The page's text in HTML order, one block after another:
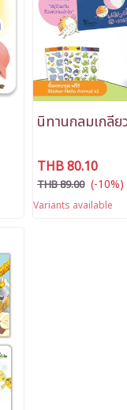
นิทานกลมเกลีย
THB 80.10
THB 89.00 (-10%)
Variants available